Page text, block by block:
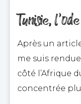
Tunisie,
Après un
me suis
côté l’Afrique
concentrée